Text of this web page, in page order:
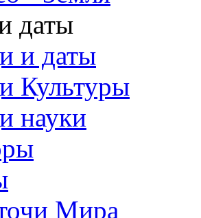
даты
и даты
Культуры
науки
Мира